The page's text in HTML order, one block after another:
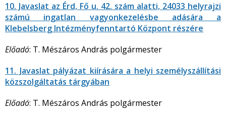
10. Javaslat az Érd, Fő u. 42. szám alatti, 24033 helyrajzi
számú ingatlan vagyonkezelésbe adására a
Klebelsberg Intézményfenntartó Központ részére
Előadó: T. Mészáros András polgármester
11. Javaslat pályázat kiírására a helyi személyszállítási
közszolgáltatás tárgyában
Előadó: T. Mészáros András polgármester